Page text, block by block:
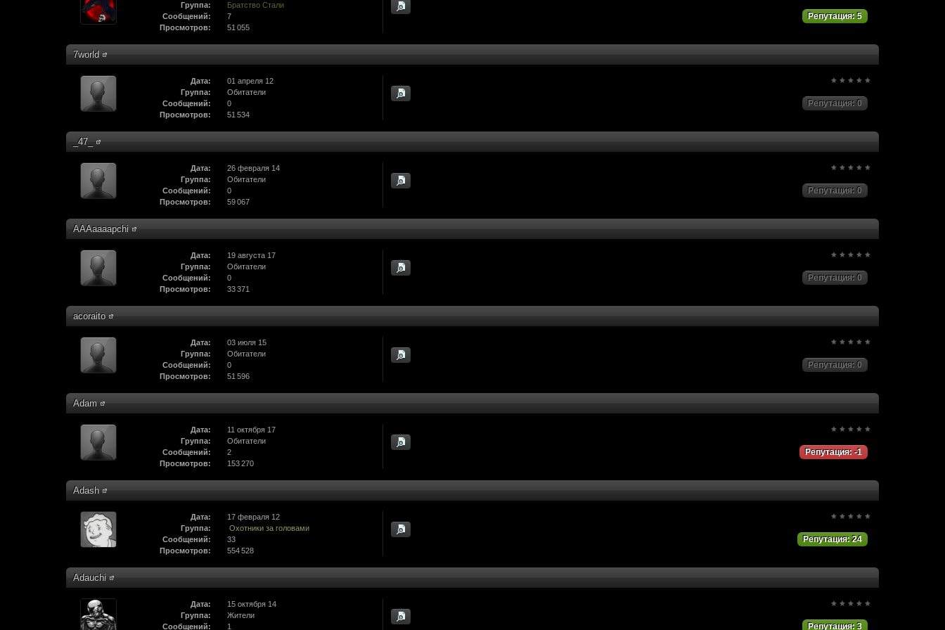
Группа:
Братство Стали
Сообщений:
7
Просмотров:
51 055
Репутация: 5
7world
Дата:
01 апреля 12
Группа:
Обитатели
Сообщений:
0
Просмотров:
51 534
Репутация: 0
_47_
Дата:
26 февраля 14
Группа:
Обитатели
Сообщений:
0
Просмотров:
59 067
Репутация: 0
AAAaaaapchi
Дата:
19 августа 17
Группа:
Обитатели
Сообщений:
0
Просмотров:
33 371
Репутация: 0
acoraito
Дата:
03 июля 15
Группа:
Обитатели
Сообщений:
0
Просмотров:
51 596
Репутация: 0
Adam
Дата:
11 октября 17
Группа:
Обитатели
Сообщений:
2
Просмотров:
153 270
Репутация: -1
Adash
Дата:
17 февраля 12
Группа:
Охотники за головами
Сообщений:
33
Просмотров:
554 528
Репутация: 24
Adauchi
Дата:
15 октября 14
Группа:
Жители
Сообщений:
1 Репутация: 3